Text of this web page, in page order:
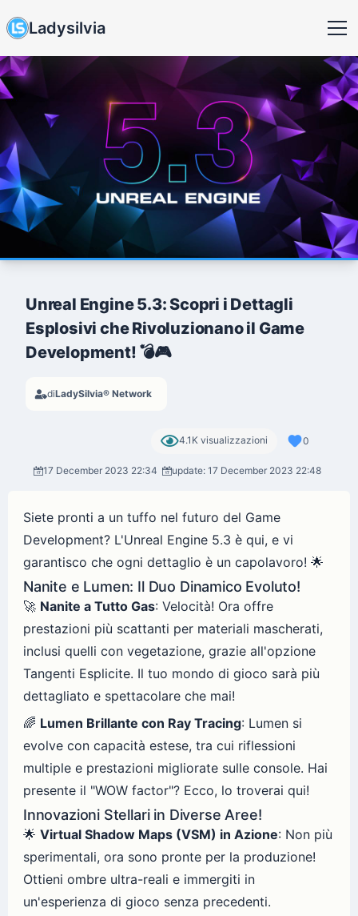
Ladysilvia
Unreal Engine 5.3: Scopri i Dettagli
Esplosivi che Rivoluzionano il Game
Development! 💣🎮
diLadySilvia® Network
4.1K visualizzazioni 0
17 December 2023 22:34 update: 17 December 2023 22:48
Siete pronti a un tuffo nel futuro del Game
Development? L'Unreal Engine 5.3 è qui, e vi
garantisco che ogni dettaglio è un capolavoro! 🌟
Nanite e Lumen: Il Duo Dinamico Evoluto!
🚀 Nanite a Tutto Gas: Velocità! Ora offre
prestazioni più scattanti per materiali mascherati,
inclusi quelli con vegetazione, grazie all'opzione
Tangenti Esplicite. Il tuo mondo di gioco sarà più
dettagliato e spettacolare che mai!
🌈 Lumen Brillante con Ray Tracing: Lumen si
evolve con capacità estese, tra cui riflessioni
multiple e prestazioni migliorate sulle console. Hai
presente il "WOW factor"? Ecco, lo troverai qui!
Innovazioni Stellari in Diverse Aree!
🌟 Virtual Shadow Maps (VSM) in Azione: Non più
sperimentali, ora sono pronte per la produzione!
Ottieni ombre ultra-reali e immergiti in
un'esperienza di gioco senza precedenti.